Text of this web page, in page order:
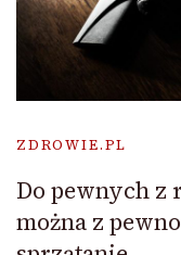
ZDROWIE.PL
Do pewnych
można z